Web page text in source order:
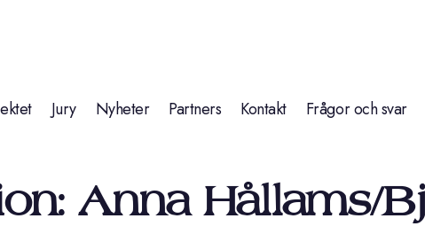
Jury Nyheter Partners Kontakt Frågor och svar
Anna Hållams/